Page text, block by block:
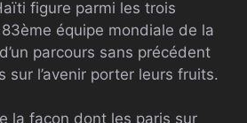
figure parmi les trois
équipe mondiale de la
parcours sans précédent
sur l’avenir porter leurs fruits.
la façon dont les paris sur